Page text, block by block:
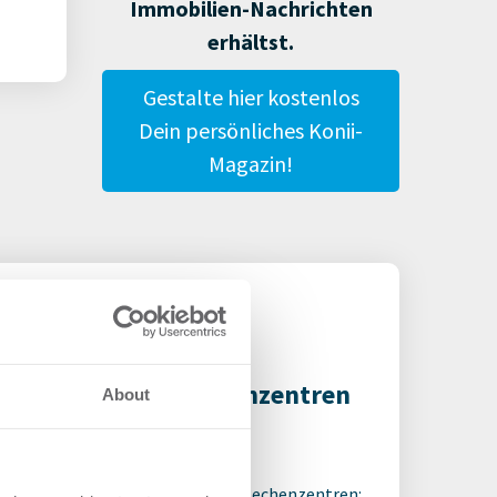
About
Immobilien-Nachrichten
erhältst.
Gestalte hier kostenlos
Dein persönliches Konii-
Magazin!
setzt Rechenzentren
Druck